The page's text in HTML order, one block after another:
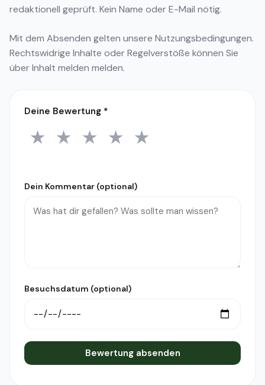
redaktionell geprüft. Kein Name oder E-Mail nötig.
Mit dem Absenden gelten unsere Nutzungsbedingungen.
Rechtswidrige Inhalte oder Regelverstöße können Sie
überInhalt melden melden.
Deine Bewertung *
1 Stern
★ 2 Sterne
★ 3 Sterne
★ 4 Sterne
★ 5 Sterne
★
Dein Kommentar (optional)
Besuchsdatum (optional)
Bewertung absenden